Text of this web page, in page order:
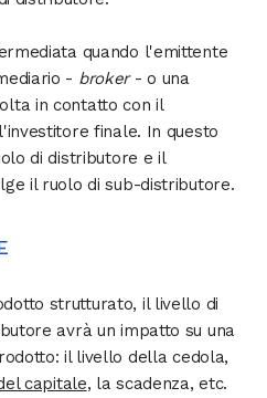
quando l'emittente
- broker- o una
in contatto con il
finale. In questo
di distributore e il
il ruolo di sub-distributore.
strutturato, il livello di
avrà un impatto su una
il livello della cedola,
capitale, la scadenza, etc.